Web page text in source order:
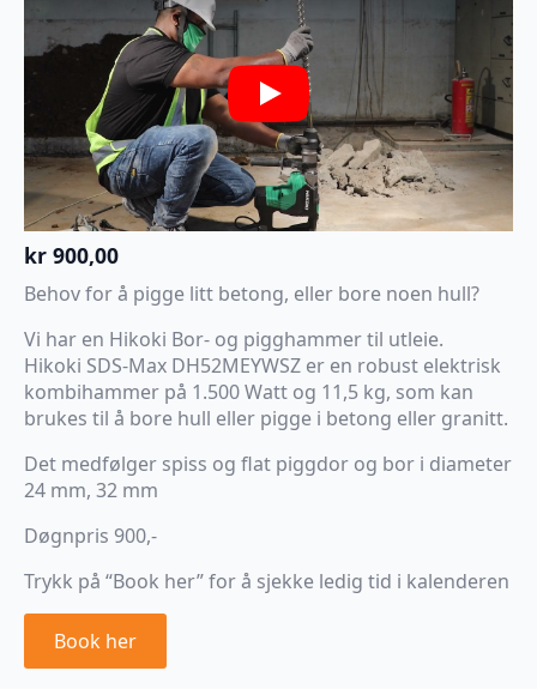
Play
kr 900,00
Behov for å pigge litt betong, eller bore noen hull?
Vi har en Hikoki Bor- og pigghammer til utleie.
Hikoki SDS-Max DH52MEYWSZ er en robust elektrisk
kombihammer på 1.500 Watt og 11,5 kg, som kan
brukes til å bore hull eller pigge i betong eller granitt.
Det medfølger spiss og flat piggdor og bor i diameter
24 mm, 32 mm
Døgnpris 900,-
Trykk på “Book her” for å sjekke ledig tid i kalenderen
Book her